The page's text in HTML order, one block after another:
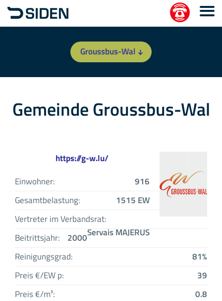
Groussbus-Wal
Gemeinde Groussbus-Wal
https://g-w.lu/
Einwohner:
916
Gesamtbelastung:
1515 EW
Vertreter im Verbandsrat:
Servais MAJERUS
Beitrittsjahr:
2000
Reinigungsgrad:
81%
Preis €/EW p:
39
Preis €/m³:
0.8